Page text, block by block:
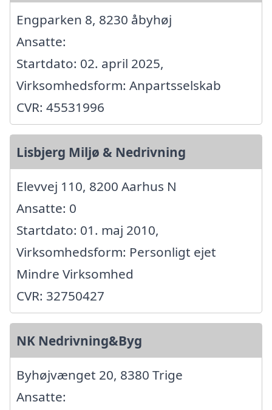
Engparken 8, 8230 åbyhøj
Ansatte:
Startdato: 02. april 2025,
Virksomhedsform: Anpartsselskab
CVR: 45531996
Lisbjerg Miljø & Nedrivning
Elevvej 110, 8200 Aarhus N
Ansatte: 0
Startdato: 01. maj 2010,
Virksomhedsform: Personligt ejet
Mindre Virksomhed
CVR: 32750427
NK Nedrivning&Byg
Byhøjvænget 20, 8380 Trige
Ansatte: